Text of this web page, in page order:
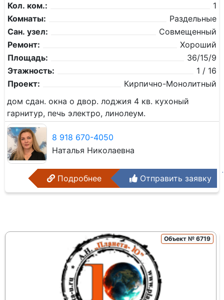
Кол. ком.:
1
Комнаты:
Раздельные
Сан. узел:
Совмещенный
Ремонт:
Хороший
Площадь:
36/15/9
Этажность:
1 / 16
Проект:
Кирпично-Монолитный
дом сдан. окна о двор. лоджия 4 кв. кухоный
гарнитур, печь электро, линолеум.
8 918 670-4050
Наталья Николаевна
Подробнее Отправить заявку
Объект № 6719